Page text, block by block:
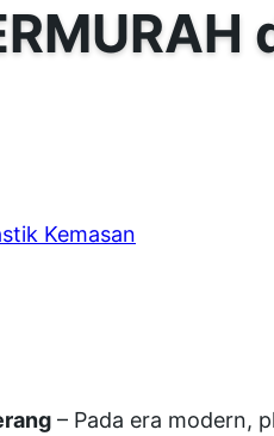
Kemasan
– Pada era modern,